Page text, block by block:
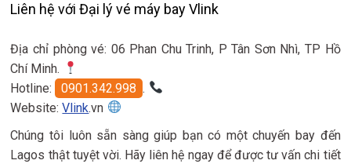
Liên hệ với Đại lý vé máy bay Vlink
Địa chỉ phòng vé: 06 Phan Chu Trinh, P Tân Sơn Nhì, TP Hồ
Chí Minh.
Hotline:
0901.342.998 .
Website:Vlink.vn
Chúng tôi luôn sẵn sàng giúp bạn có một chuyến bay đến
Lagos thật tuyệt vời. Hãy liên hệ ngay để được tư vấn chi tiết